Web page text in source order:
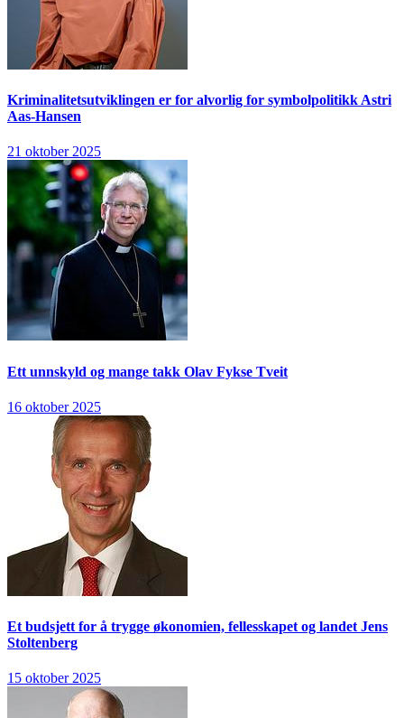
Kriminalitetsutviklingen er for alvorlig for symbolpolitikk Astri
Aas-Hansen
21 oktober 2025
Ett unnskyld og mange takk Olav Fykse Tveit
16 oktober 2025
Et budsjett for å trygge økonomien, fellesskapet og landet Jens
Stoltenberg
15 oktober 2025